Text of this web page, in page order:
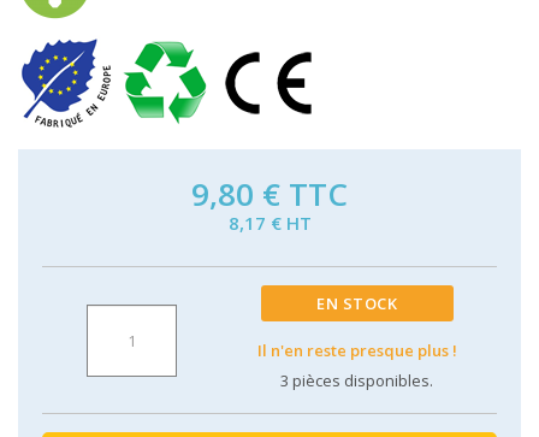
9,80 € TTC
8,17 € HT
EN STOCK
Il n'en reste presque plus !
3 pièces disponibles.